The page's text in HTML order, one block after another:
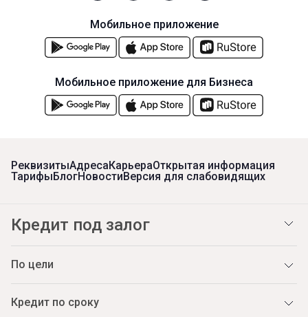
РеквизитыАдресаКарьераОткрытая информация
ТарифыБлогНовостиВерсия для слабовидящих
Кредит под залог
По цели
Кредит по сроку
Мобильное приложение
Мобильное приложение для Бизнеса